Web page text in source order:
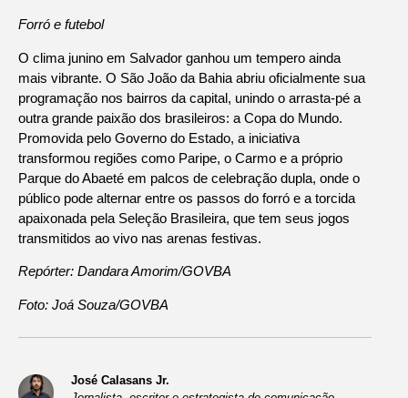
Forró e futebol
O clima junino em Salvador ganhou um tempero ainda
mais vibrante. O São João da Bahia abriu oficialmente sua
programação nos bairros da capital, unindo o arrasta-pé a
outra grande paixão dos brasileiros: a Copa do Mundo.
Promovida pelo Governo do Estado, a iniciativa
transformou regiões como Paripe, o Carmo e a próprio
Parque do Abaeté em palcos de celebração dupla, onde o
público pode alternar entre os passos do forró e a torcida
apaixonada pela Seleção Brasileira, que tem seus jogos
transmitidos ao vivo nas arenas festivas.
Repórter: Dandara Amorim/GOVBA
Foto: Joá Souza/GOVBA
José Calasans Jr.